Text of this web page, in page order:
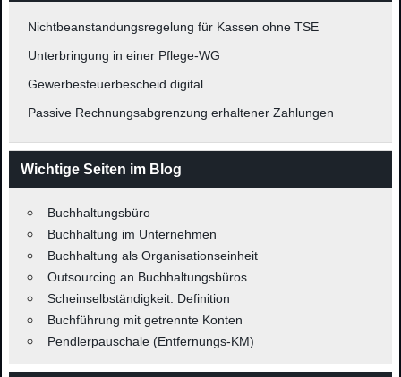
Nichtbeanstandungsregelung für Kassen ohne TSE
Unterbringung in einer Pflege-WG
Gewerbesteuerbescheid digital
Passive Rechnungsabgrenzung erhaltener Zahlungen
Wichtige Seiten im Blog
Buchhaltungsbüro
Buchhaltung im Unternehmen
Buchhaltung als Organisationseinheit
Outsourcing an Buchhaltungsbüros
Scheinselbständigkeit: Definition
Buchführung mit getrennte Konten
Pendlerpauschale (Entfernungs-KM)